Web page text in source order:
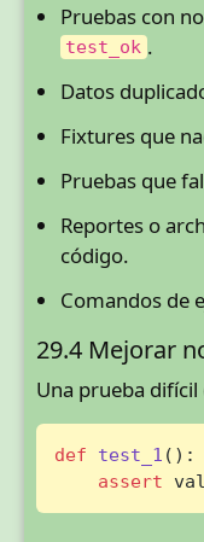
Pruebas con
test_ok .
Datos
Fixtures que
Pruebas que
Reportes o
código.
Comandos de
29.4 Mejorar
Una prueba
def test_1 ():
assert